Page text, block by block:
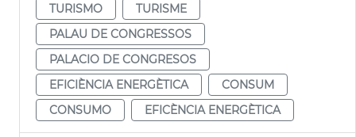
TURISMO
TURISME
PALAU DE CONGRESSOS
PALACIO DE CONGRESOS
EFICIÈNCIA ENERGÈTICA
CONSUM
CONSUMO
EFICÈNCIA ENERGÈTICA